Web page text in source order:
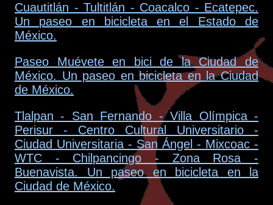
Cuautitlán - Tultitlán - Coacalco - Ecatepec.
Un paseo en bicicleta en el Estado de
México.
Paseo Muévete en bici de la Ciudad de
México. Un paseo en bicicleta en la Ciudad
de México.
Tlalpan - San Fernando - Villa Olímpica -
Perisur - Centro Cultural Universitario -
Ciudad Universitaria - San Ángel - Mixcoac -
WTC - Chilpancingo - Zona Rosa -
Buenavista. Un paseo en bicicleta en la
Ciudad de México.